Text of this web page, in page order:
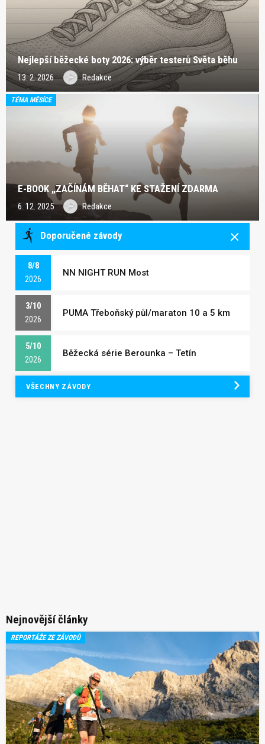
Nejlepší běžecké boty 2026: výběr testerů Světa běhu
13. 2. 2026 Redakce
TÉMA MĚSÍCE
E-BOOK „ZAČÍNÁM BĚHAT“ KE STAŽENÍ ZDARMA
6. 12. 2025 Redakce
Doporučené závody
8/8
2026
NN NIGHT RUN Most
3/10
2026
PUMA Třeboňský půl/maraton 10 a 5 km
5/10
2026
Běžecká série Berounka – Tetín
VŠECHNY ZÁVODY
Nejnovější články
REPORTÁŽE ZE ZÁVODŮ